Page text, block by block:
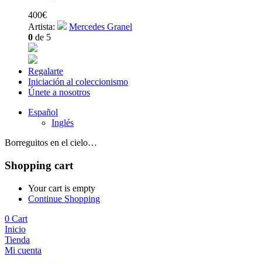
400€
Artista:
Mercedes Granel
0 de 5
Regalarte
Iniciación al coleccionismo
Únete a nosotros
Español
Inglés
Borreguitos en el cielo…
Shopping cart
Your cart is empty
Continue Shopping
0 Cart
Inicio
Tienda
Mi cuenta